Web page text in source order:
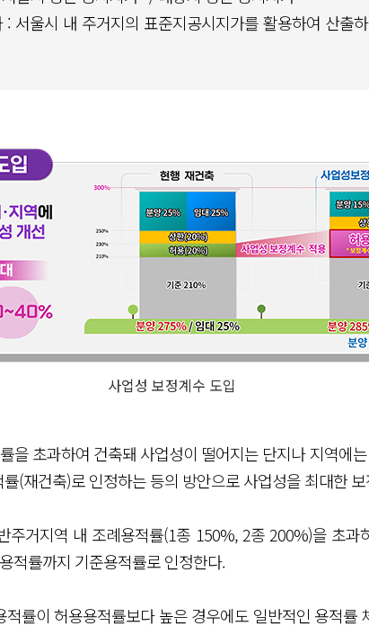
서울시 내 주거지의 표준지공시지가를 활용하여 산출
사업성 보정계수 도입
을 초과하여 건축돼 사업성이 떨어지는 단지나 지역에는
(재건축)로 인정하는 등의 방안으로 사업성을 최대한
주거지역 내 조례용적률(1종 150%, 2종 200%)을 초과
적률까지 기준용적률로 인정한다.
적률이 허용용적률보다 높은 경우에도 일반적인 용적률